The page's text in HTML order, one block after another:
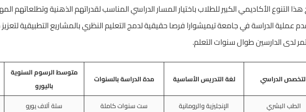
التنوع الأكاديمي الكبير للطلاب باختيار المسار الدراسي المناسب لقدراتهم الذهنية وتطلعاتهم
عملية الدراسة في جامعة تيميشوارا فرصا حقيقية لدمج التعليم النظري بالمشاريع التطبيقية لتعزيز
لدى الدارسين طوال سنوات التعلم.
الدراسي لغة التدريس الأساسية مدة الدراسة بالسنوات
متوسط الرسوم السنوية
باليورو
الطب البشري
الإنجليزية والرومانية ست سنوات كاملة ستة آلاف يورو